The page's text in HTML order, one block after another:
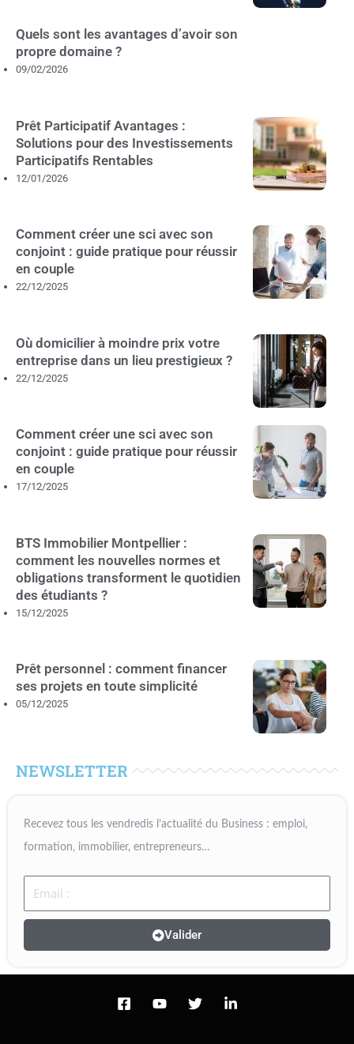
Quels sont les avantages d’avoir son
propre domaine ?
09/02/2026
Prêt Participatif Avantages :
Solutions pour des Investissements
Participatifs Rentables
12/01/2026
Comment créer une sci avec son
conjoint : guide pratique pour réussir
en couple
22/12/2025
Où domicilier à moindre prix votre
entreprise dans un lieu prestigieux ?
22/12/2025
Comment créer une sci avec son
conjoint : guide pratique pour réussir
en couple
17/12/2025
BTS Immobilier Montpellier :
comment les nouvelles normes et
obligations transforment le quotidien
des étudiants ?
15/12/2025
Prêt personnel : comment financer
ses projets en toute simplicité
05/12/2025
NEWSLETTER
Recevez tous les vendredis l’actualité du Business : emploi,
formation, immobilier, entrepreneurs…
Email
Valider